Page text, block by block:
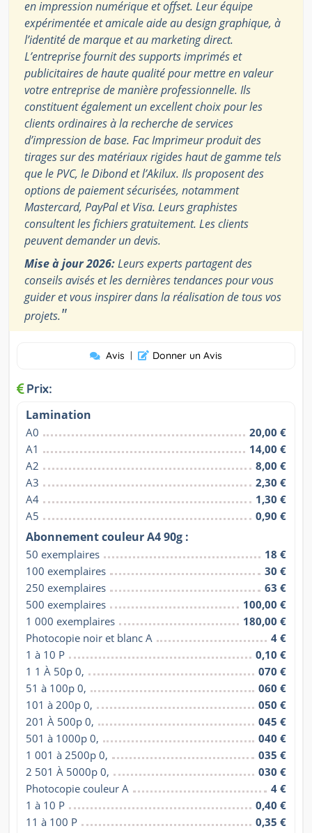
en impression numérique et offset. Leur équipe
expérimentée et amicale aide au design graphique, à
l’identité de marque et au marketing direct.
L’entreprise fournit des supports imprimés et
publicitaires de haute qualité pour mettre en valeur
votre entreprise de manière professionnelle. Ils
constituent également un excellent choix pour les
clients ordinaires à la recherche de services
d’impression de base. Fac Imprimeur produit des
tirages sur des matériaux rigides haut de gamme tels
que le PVC, le Dibond et l’Akilux. Ils proposent des
options de paiement sécurisées, notamment
Mastercard, PayPal et Visa. Leurs graphistes
consultent les fichiers gratuitement. Les clients
peuvent demander un devis.
Mise à jour 2026:Leurs experts partagent des
conseils avisés et les dernières tendances pour vous
guider et vous inspirer dans la réalisation de tous vos
projets."
Avis | Donner un Avis
Prix:
Lamination
A0
20,00 €
A1
14,00 €
A2
8,00 €
A3
2,30 €
A4
1,30 €
A5
0,90 €
Abonnement couleur A4 90g :
50 exemplaires
18 €
100 exemplaires
30 €
250 exemplaires
63 €
500 exemplaires
100,00 €
1 000 exemplaires
180,00 €
Photocopie noir et blanc A
4 €
1 à 10 P
0,10 €
1 1 À 50p 0,
070 €
51 à 100p 0,
060 €
101 à 200p 0,
050 €
201 À 500p 0,
045 €
501 à 1000p 0,
040 €
1 001 à 2500p 0,
035 €
2 501 À 5000p 0,
030 €
Photocopie couleur A
4 €
1 à 10 P
0,40 €
11 à 100 P
0,35 €